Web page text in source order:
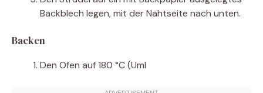
Backblech legen, mit der Nahtseite nach unten.
Backen
Den Ofen auf 180 °C (Uml